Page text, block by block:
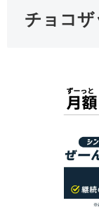
チョコザ